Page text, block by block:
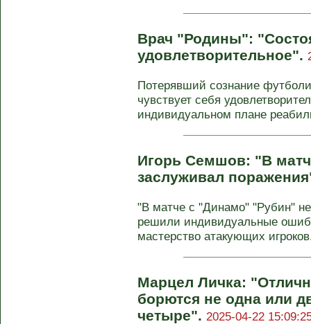
Врач "Родины":
удовлетворительное".
Потерявший сознание
чувствует себя
индивидуальном плане
Игорь Семшов: "В
заслуживал
"В матче с "Динамо" "Рубин"
решили индивидуальные
мастерство атакующих
Марцел Личка:
борются не одна или
четыре". 2025-04-22